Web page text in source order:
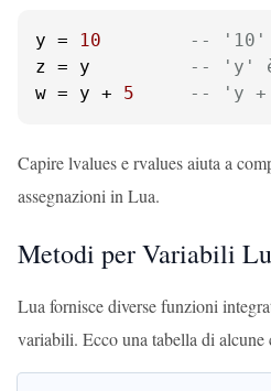
y = 10
-- '10'
z = y
-- 'y' è
w = y + 5 -- 'y +
Capire lvalues e rvalues aiuta a
assegnazioni in Lua.
Metodi per Variabili
Lua fornisce diverse funzioni
variabili. Ecco una tabella di alcune